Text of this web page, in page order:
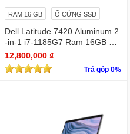
RAM 16 GB Ổ CỨNG SSD
Dell Latitude 7420 Aluminum 2
-in-1 i7-1185G7 Ram 16GB Ful
l HD TOUCH x360
12,800,000 ₫
Trả góp 0%